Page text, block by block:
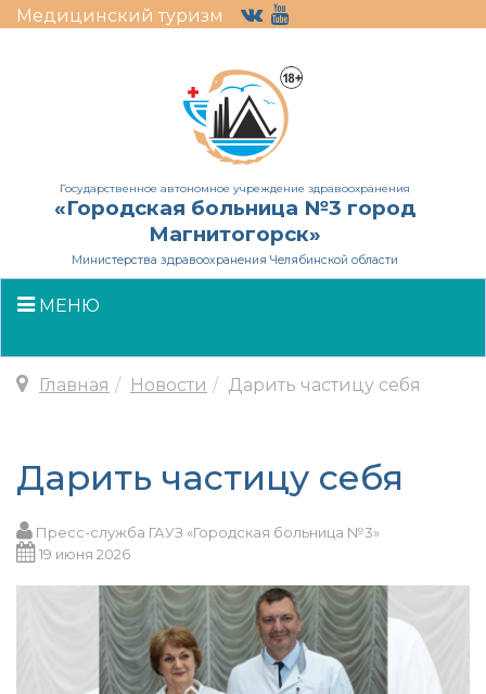
Медицинский туризм
Государственное автономное учреждение здравоохранения
«Городская больница №3 город
Магнитогорск»
Министерства здравоохранения Челябинской области
МЕНЮ
Главная Новости Дарить частицу себя
Дарить частицу себя
Пресс-служба ГАУЗ «Городская больница №3»
19 июня 2026